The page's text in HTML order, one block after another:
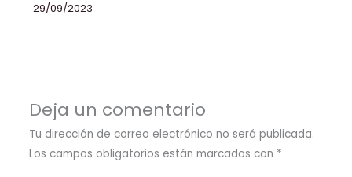
29/09/2023
Deja un comentario
Tu dirección de correo electrónico no será publicada.
Los campos obligatorios están marcados con *